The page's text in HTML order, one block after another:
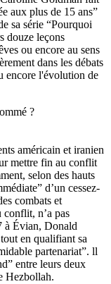
aux plus de 15 ans”
sa série “Pourquoi
douze leçons
ou encore au sens
dans les débats
encore l'évolution de
?
américain et iranien
mettre fin au conflit
selon des hauts
d’un cessez-
combats et
n’a pas
à Évian, Donald
en qualifiant sa
partenariat”. ll
entre leurs deux
Hezbollah.